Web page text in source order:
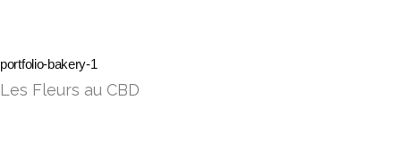
portfolio-bakery-1
Les Fleurs au CBD